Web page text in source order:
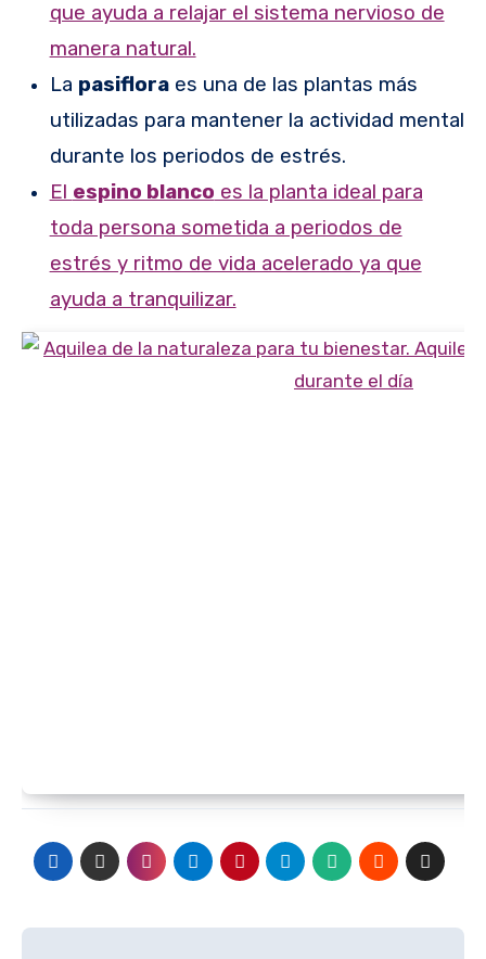
que ayuda a relajar el sistema nervioso de
manera natural.
La pasifloraes una de las plantas más
utilizadas para mantener la actividad mental
durante los periodos de estrés.
El espino blanco es la planta ideal para
toda persona sometida a periodos de
estrés y ritmo de vida acelerado ya que
ayuda a tranquilizar.